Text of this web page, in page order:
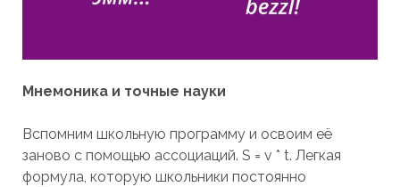
Мнемоника и точные науки
Вспомним школьную программу и освоим её
заново с помощью ассоциаций. S = v * t. Легкая
формула, которую школьники постоянно